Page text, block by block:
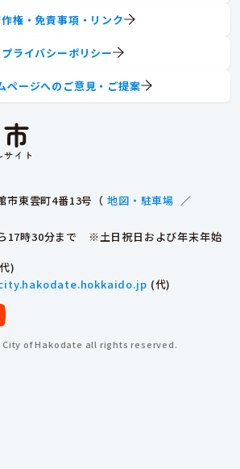
市東雲町4番13号（ 地図・駐車場 ／
17時30分まで ※土日祝日および年末年始
)
(代)
権・免責事項・リンク
プライバシーポリシー
ページへのご意見・ご提案
of Hakodate all rights reserved.